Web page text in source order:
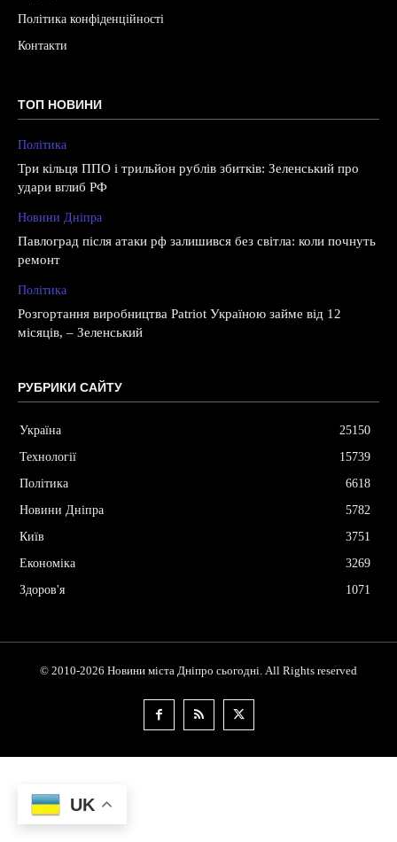
Політика конфіденційності
Контакти
ТОП НОВИНИ
Політика
Три кільця ППО і трильйон рублів збитків: Зеленський про
удари вглиб РФ
Новини Дніпра
Павлоград після атаки рф залишився без світла: коли почнуть
ремонт
Політика
Розгортання виробництва Patriot Україною займе від 12
місяців, – Зеленський
РУБРИКИ САЙТУ
Україна
25150
Технології
15739
Політика
6618
Новини Дніпра
5782
Київ
3751
Економіка
3269
Здоров'я
1071
© 2010-2026 Новини міста Дніпро сьогодні. All Rights reserved
UK